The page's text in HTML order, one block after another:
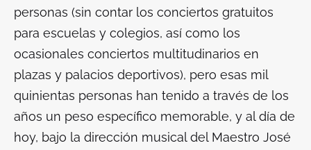
personas (sin contar los conciertos gratuitos
para escuelas y colegios, así como los
ocasionales conciertos multitudinarios en
plazas y palacios deportivos), pero esas mil
quinientas personas han tenido a través de los
años un peso específico memorable, y al día de
hoy, bajo la dirección musical del Maestro José